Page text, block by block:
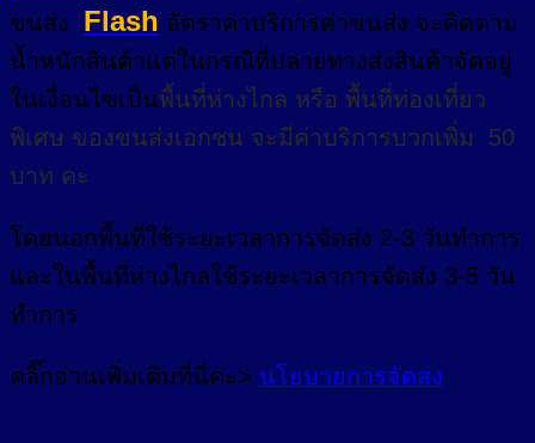
ขนส่ง Flash อัตราค่าบริการค่าขนส่ง จะคิดตาม
น้ำหนักสินค้าแต่ในกรณีที่ปลายทางส่งสินค้าจัดอยู่
ในเงื่อนไขเป็นพื้นที่ห่างไกล หรือ พื้นที่ท่องเที่ยว
พิเศษ ของขนส่งเอกชน จะมีค่าบริการบวกเพิ่ม 50
บาท คะ
โดยนอกพื้นที่ใช้ระยะเวลาการจัดส่ง 2-3 วันทำการ
และในพื้นที่ห่างไกลใช้ระยะเวลาการจัดส่ง 3-5 วัน
ทำการ
คลิ๊กอ่านเพิ่มเติมที่นี่คะ> นโยบายการจัดส่ง